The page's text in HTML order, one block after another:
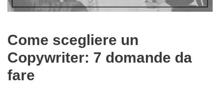
Come scegliere un
Copywriter: 7 domande da
fare